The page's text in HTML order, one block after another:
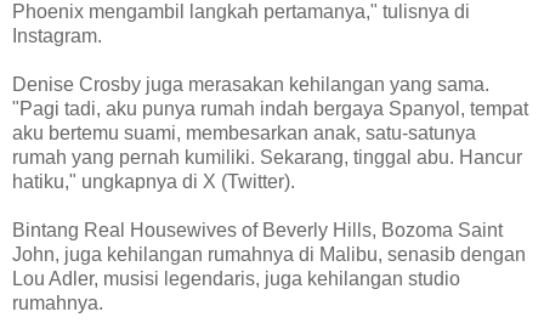
Phoenix mengambil langkah pertamanya," tulisnya di
Instagram.
Denise Crosby juga merasakan kehilangan yang sama.
"Pagi tadi, aku punya rumah indah bergaya Spanyol, tempat
aku bertemu suami, membesarkan anak, satu-satunya
rumah yang pernah kumiliki. Sekarang, tinggal abu. Hancur
hatiku," ungkapnya di X (Twitter).
Bintang Real Housewives of Beverly Hills, Bozoma Saint
John, juga kehilangan rumahnya di Malibu, senasib dengan
Lou Adler, musisi legendaris, juga kehilangan studio
rumahnya.